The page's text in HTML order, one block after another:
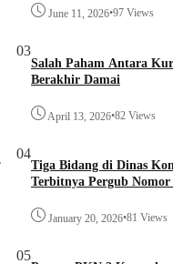
June 11, 2026•97 Views
03
Salah Paham Antara
Berakhir Damai
April 13, 2026•82 Views
04
Tiga Bidang di Dinas
Terbitnya Pergub Nomor
January 20, 2026•81 Views
05